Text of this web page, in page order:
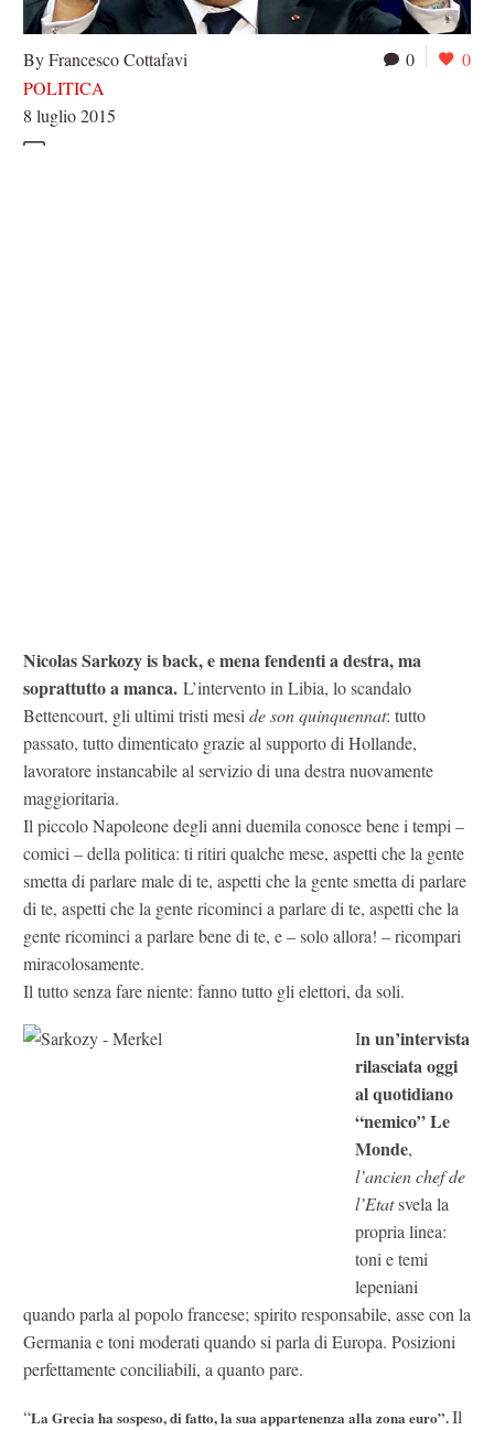
0 0
By Francesco Cottafavi
POLITICA
8 luglio 2015
Nicolas Sarkozy is back, e mena fendenti a destra, ma
soprattutto a manca. L’intervento in Libia, lo scandalo
Bettencourt, gli ultimi tristi meside son quinquennat: tutto
passato, tutto dimenticato grazie al supporto di Hollande,
lavoratore instancabile al servizio di una destra nuovamente
maggioritaria.
Il piccolo Napoleone degli anni duemila conosce bene i tempi –
comici – della politica: ti ritiri qualche mese, aspetti che la gente
smetta di parlare male di te, aspetti che la gente smetta di parlare
di te, aspetti che la gente ricominci a parlare di te, aspetti che la
gente ricominci a parlare bene di te, e – solo allora! – ricompari
miracolosamente.
Il tutto senza fare niente: fanno tutto gli elettori, da soli.
In un’intervista
rilasciata oggi
al quotidiano
“nemico” Le
Monde,
l’ancien chef de
l’Etatsvela la
propria linea:
toni e temi
lepeniani
quando parla al popolo francese; spirito responsabile, asse con la
Germania e toni moderati quando si parla di Europa. Posizioni
perfettamente conciliabili, a quanto pare.
“La Grecia ha sospeso, di fatto, la sua appartenenza alla zona euro”.Il